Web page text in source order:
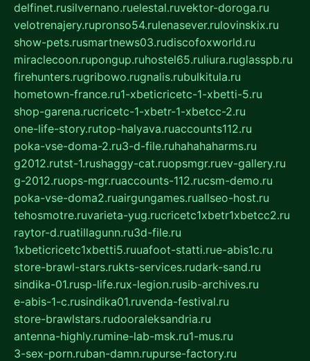
delfinet.rusilvernano.ruelestal.ruvektor-doroga.ru
velotrenajery.rupronso54.rulenasever.rulovinskix.ru
show-pets.rusmartnews03.rudiscofoxworld.ru
miraclecoon.rupongup.ruhostel65.ruliura.ruglasspb.ru
firehunters.rugribowo.rugnalis.rubulkitula.ru
hometown-france.ru1-xbeticricetc-1-xbetti-5.ru
shop-garena.rucricetc-1-xbetr-1-xbetcc-2.ru
one-life-story.rutop-halyava.ruaccounts112.ru
poka-vse-doma-2.ru3-d-file.ruhahahaharms.ru
g2012.rutst-1.rushaggy-cat.ruopsmgr.ruev-gallery.ru
g-2012.ruops-mgr.ruaccounts-112.rucsm-demo.ru
poka-vse-doma2.ruairgungames.ruallseo-host.ru
tehosmotre.ruvarieta-yug.rucricetc1xbetr1xbetcc2.ru
raytor-d.ruatillagunn.ru3d-file.ru
1xbeticricetc1xbetti5.ruuafoot-statti.rue-abis1c.ru
store-brawl-stars.rukts-services.rudark-sand.ru
sindika-01.rusp-life.rux-legion.rusib-archives.ru
e-abis-1-c.rusindika01.ruvenda-festival.ru
store-brawlstars.rudooraleksandria.ru
antenna-highly.rumine-lab-msk.ru1-mus.ru
3-sex-porn.ruban-damn.rupurse-factory.ru